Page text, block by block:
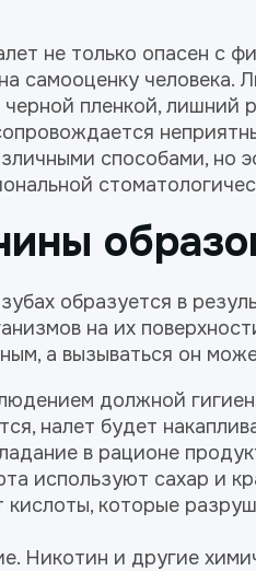
не только опасен с
самооценку человека.
пленкой, лишний
способами, но
образуется в
на их
а вызываться он
должной
налет будет
в рационе
используют сахар и
кислоты, которые
Никотин и другие